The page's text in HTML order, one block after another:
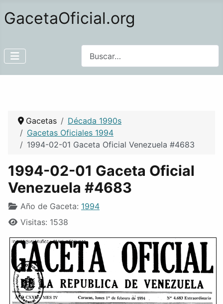
GacetaOficial.org
Gacetas
Década 1990s
Gacetas Oficiales 1994
1994-02-01 Gaceta Oficial Venezuela #4683
1994-02-01 Gaceta Oficial
Venezuela #4683
Año de Gaceta: 1994
Visitas: 1538